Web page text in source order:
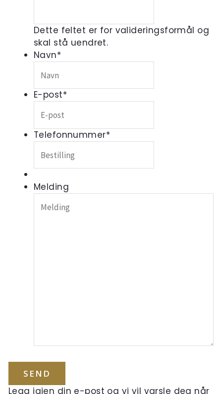
Dette feltet er for valideringsformål og
skal stå uendret.
Navn*
E-post*
Telefonnummer*
Melding
Legg igjen din e-post og vi vil varsle deg når